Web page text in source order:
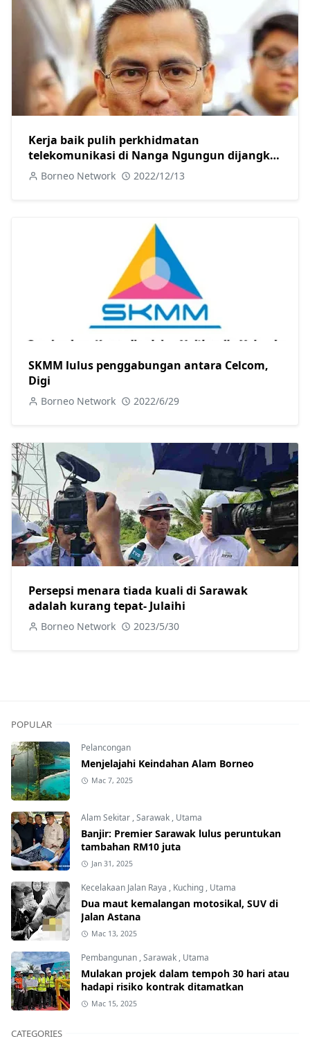
Kerja baik pulih perkhidmatan
telekomunikasi di Nanga Ngungun dijangka
siap hari ini
Borneo Network 2022/12/13
SKMM lulus penggabungan antara Celcom,
Digi
Borneo Network 2022/6/29
Persepsi menara tiada kuali di Sarawak
adalah kurang tepat- Julaihi
Borneo Network 2023/5/30
POPULAR
Pelancongan
Menjelajahi Keindahan Alam Borneo
Mac 7, 2025
Alam Sekitar ,Sarawak , Utama
Banjir: Premier Sarawak lulus peruntukan
tambahan RM10 juta
Jan 31, 2025
Kecelakaan Jalan Raya , Kuching , Utama
Dua maut kemalangan motosikal, SUV di
Jalan Astana
Mac 13, 2025
Pembangunan ,Sarawak , Utama
Mulakan projek dalam tempoh 30 hari atau
hadapi risiko kontrak ditamatkan
Mac 15, 2025
CATEGORIES